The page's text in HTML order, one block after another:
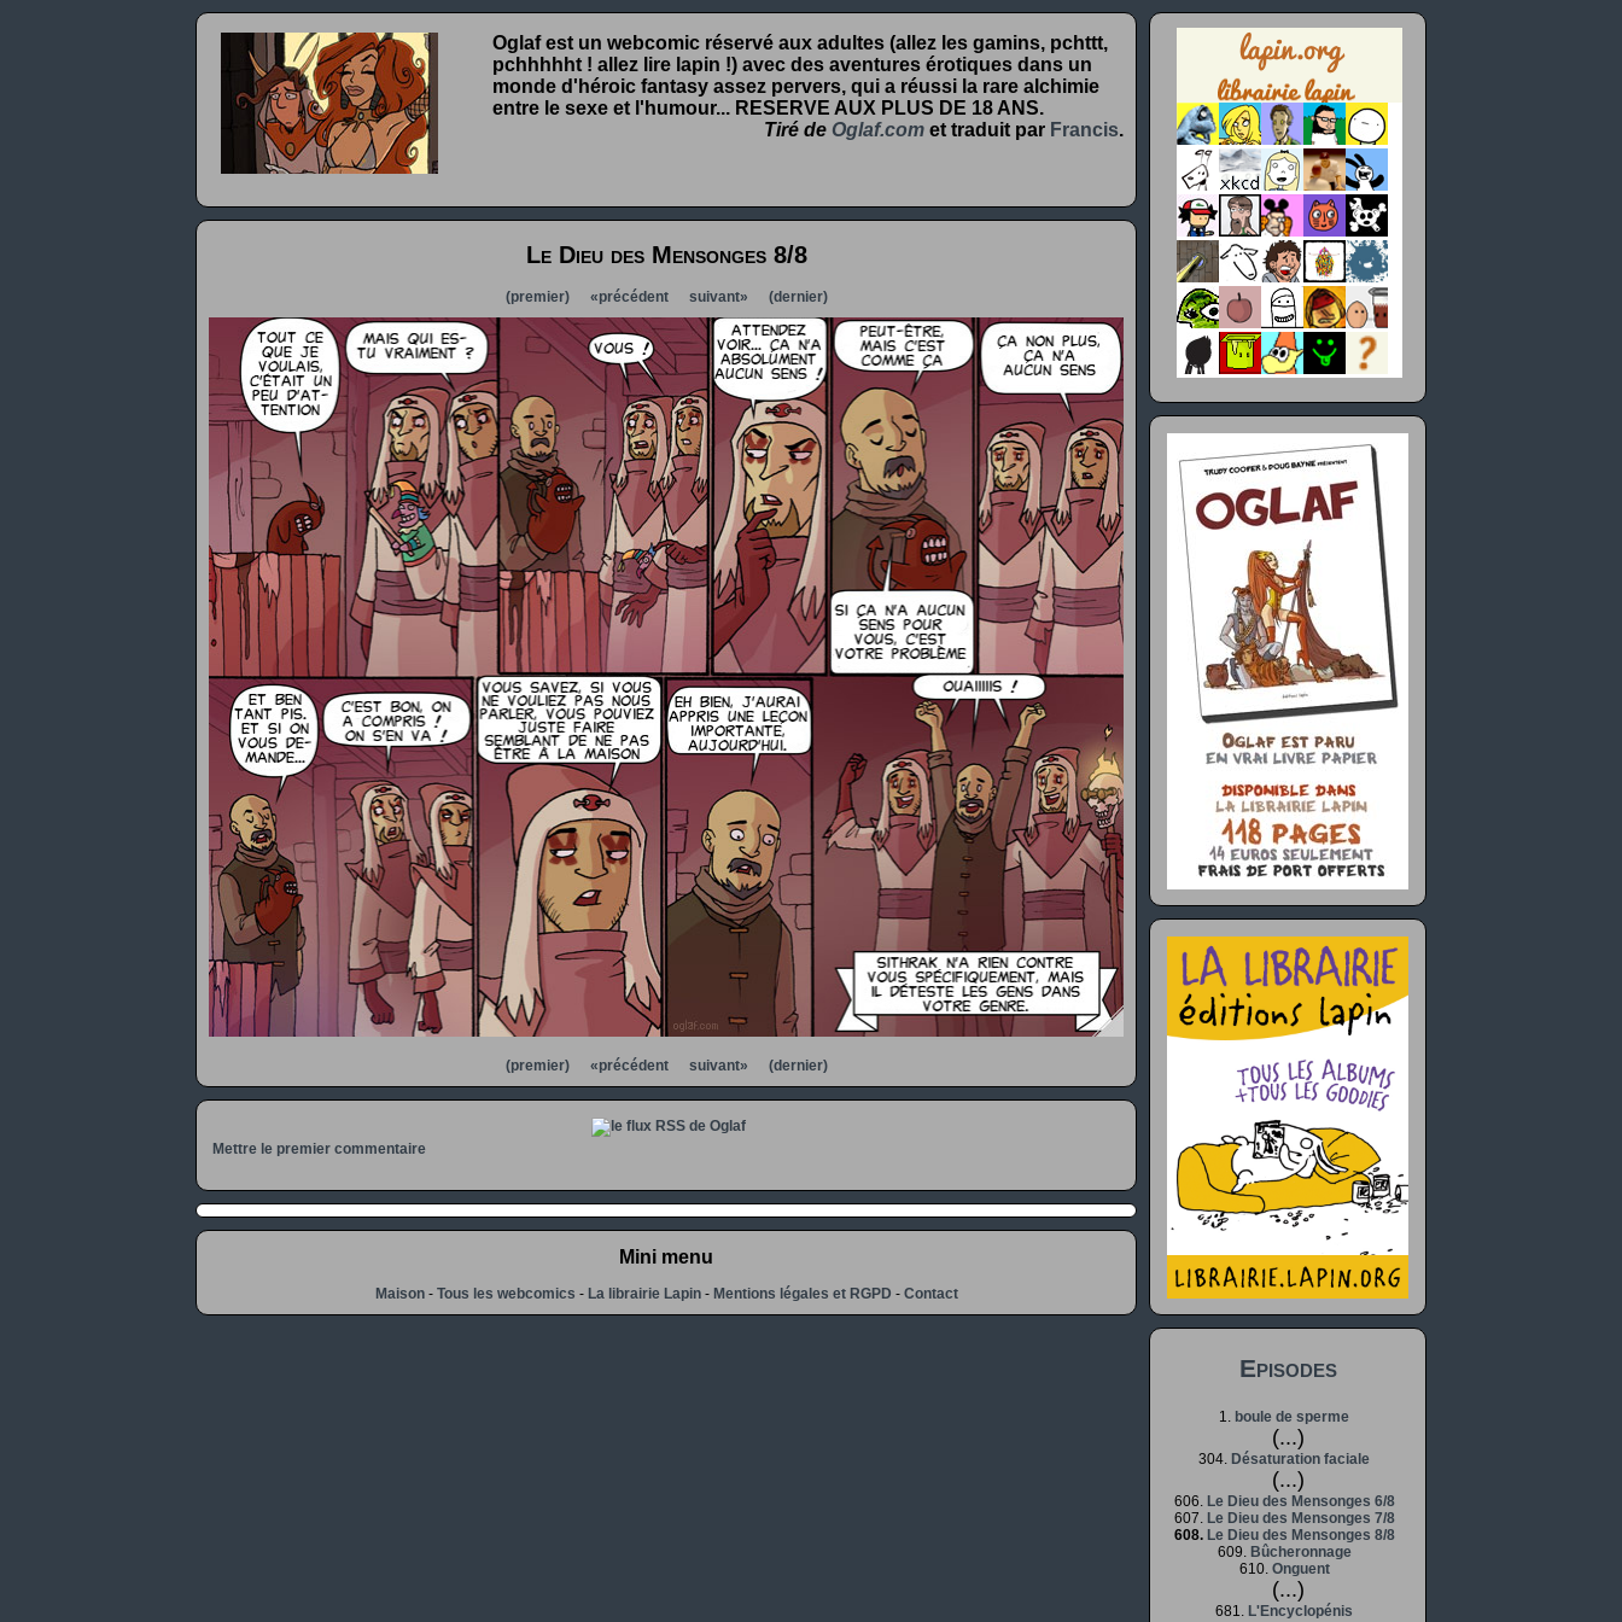
Oglaf est un webcomic réservé aux adultes (allez les gamins, pchttt,
pchhhhht ! allez lire lapin !) avec des aventures érotiques dans un
monde d'héroic fantasy assez pervers, qui a réussi la rare alchimie
entre le sexe et l'humour... RESERVE AUX PLUS DE 18 ANS.
Tiré de Oglaf.com et traduit par Francis.
Le Dieu des Mensonges 8/8
(premier) «précédent suivant» (dernier)
(premier) «précédent suivant» (dernier)
Mettre le premier commentaire
Mini menu
Maison- Tous les webcomics - La librairie Lapin- Mentions légales et RGPD - Contact
Episodes
1. boule de sperme
(...)
304. Désaturation faciale
(...)
606. Le Dieu des Mensonges 6/8
607. Le Dieu des Mensonges 7/8
608. Le Dieu des Mensonges 8/8
609. Bûcheronnage
610. Onguent
(...)
681. L'Encyclopénis